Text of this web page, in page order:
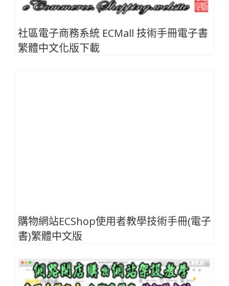
社區電子商務系統 ECMall 技術手冊電子書
繁體中文化版下載
購物網站ECShop使用者教學技術手冊(電子
書)繁體中文版